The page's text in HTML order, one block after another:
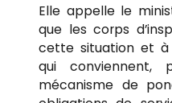
Elle appelle le
que les corps
cette situation et à
qui
mécanisme de